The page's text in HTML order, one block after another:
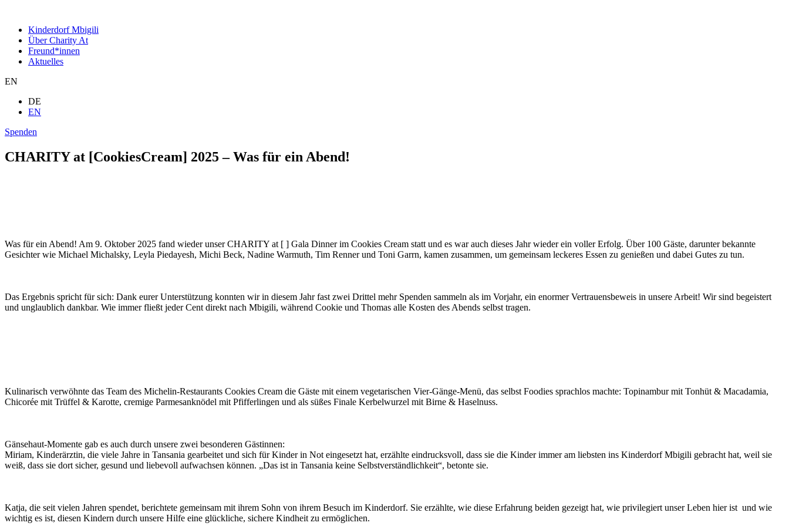
Kinderdorf Mbigili
Über Charity At
Freund*innen
Aktuelles
EN
DE
EN
Spenden
CHARITY at [CookiesCream] 2025 – Was für ein Abend!
Was für ein Abend! Am 9. Oktober 2025 fand wieder unser CHARITY at [ ] Gala Dinner im Cookies Cream statt und es war auch dieses Jahr wieder ein voller Erfolg. Über 100 Gäste, darunter bekannte
Gesichter wie Michael Michalsky, Leyla Piedayesh, Michi Beck, Nadine Warmuth, Tim Renner und Toni Garrn, kamen zusammen, um gemeinsam leckeres Essen zu genießen und dabei Gutes zu tun.
Das Ergebnis spricht für sich: Dank eurer Unterstützung konnten wir in diesem Jahr fast zwei Drittel mehr Spenden sammeln als im Vorjahr, ein enormer Vertrauensbeweis in unsere Arbeit! Wir sind begeistert
und unglaublich dankbar. Wie immer fließt jeder Cent direkt nach Mbigili, während Cookie und Thomas alle Kosten des Abends selbst tragen.
Kulinarisch verwöhnte das Team des Michelin-Restaurants Cookies Cream die Gäste mit einem vegetarischen Vier-Gänge-Menü, das selbst Foodies sprachlos machte: Topinambur mit Tonhüt & Macadamia,
Chicorée mit Trüffel & Karotte, cremige Parmesanknödel mit Pfifferlingen und als süßes Finale Kerbelwurzel mit Birne & Haselnuss.
Gänsehaut-Momente gab es auch durch unsere zwei besonderen Gästinnen:
Miriam, Kinderärztin, die viele Jahre in Tansania gearbeitet und sich für Kinder in Not eingesetzt hat, erzählte eindrucksvoll, dass sie die Kinder immer am liebsten ins Kinderdorf Mbigili gebracht hat, weil sie
weiß, dass sie dort sicher, gesund und liebevoll aufwachsen können. „Das ist in Tansania keine Selbstverständlichkeit“, betonte sie.
Katja, die seit vielen Jahren spendet, berichtete gemeinsam mit ihrem Sohn von ihrem Besuch im Kinderdorf. Sie erzählte, wie diese Erfahrung beiden gezeigt hat, wie privilegiert unser Leben hier ist und wie
wichtig es ist, diesen Kindern durch unsere Hilfe eine glückliche, sichere Kindheit zu ermöglichen.